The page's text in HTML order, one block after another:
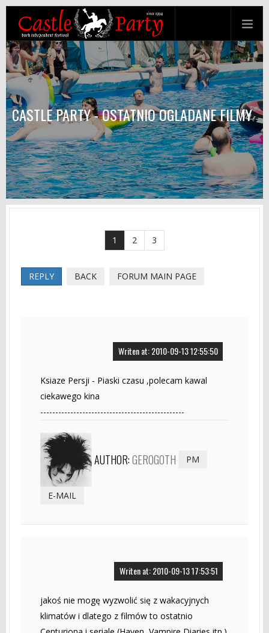
CASTLE PARTY - OSTATNIO OGLADANE FILMY
1 2 3
REPLY BACK FORUM MAIN PAGE
Writen at: 2010-09-13 12:55:50
Ksiaze Persji - Piaski czasu ,polecam kawal
ciekawego kina
------------------------------------------------
AUTHOR:GEROGOTH PM
E-MAIL
Writen at: 2010-09-13 17:53:51
jakoś nie mogę wyzwolić się z wakacyjnych
klimatów i dlatego z filmów to ostatnio